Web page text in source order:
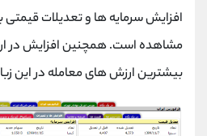
افزایش سرمایه ها و تعدیلات قیمتی
مشاهده است. همچنین افزایش در
بیشترین ارزش های معامله در این